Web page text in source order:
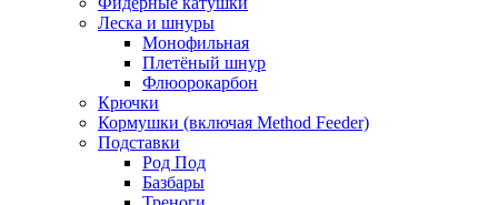
Леска и шнуры
Монофильная
Плетёный шнур
Флюорокарбон
Крючки
Кормушки (включая Method Feeder)
Подставки
Род Под
Базбары